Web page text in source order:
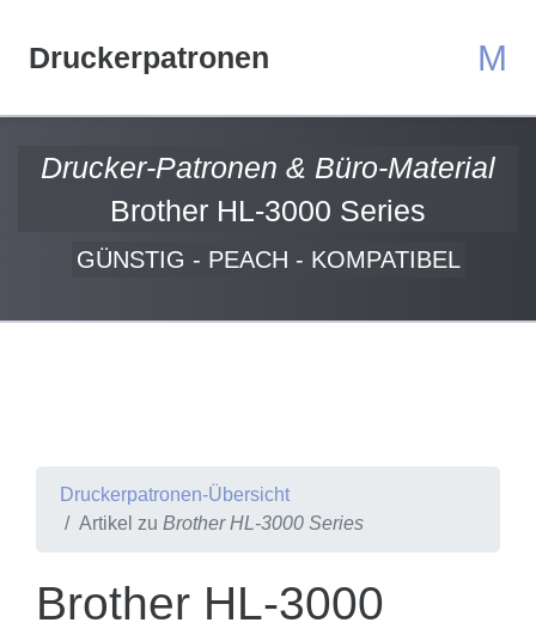
Druckerpatronen M
Drucker-Patronen & Büro-Material
Brother HL-3000 Series
GÜNSTIG - PEACH - KOMPATIBEL
Druckerpatronen-Übersicht
Artikel zu Brother HL-3000 Series
Brother HL-3000